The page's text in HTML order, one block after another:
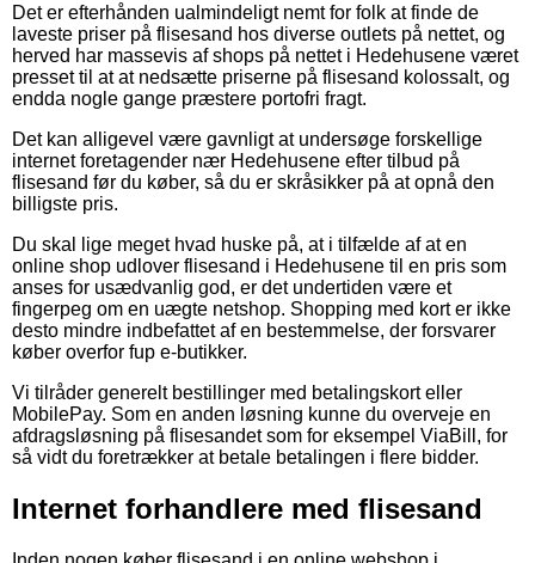
Det er efterhånden ualmindeligt nemt for folk at finde de
laveste priser på flisesand hos diverse outlets på nettet, og
herved har massevis af shops på nettet i Hedehusene været
presset til at at nedsætte priserne på flisesand kolossalt, og
endda nogle gange præstere portofri fragt.
Det kan alligevel være gavnligt at undersøge forskellige
internet foretagender nær Hedehusene efter tilbud på
flisesand før du køber, så du er skråsikker på at opnå den
billigste pris.
Du skal lige meget hvad huske på, at i tilfælde af at en
online shop udlover flisesand i Hedehusene til en pris som
anses for usædvanlig god, er det undertiden være et
fingerpeg om en uægte netshop. Shopping med kort er ikke
desto mindre indbefattet af en bestemmelse, der forsvarer
køber overfor fup e-butikker.
Vi tilråder generelt bestillinger med betalingskort eller
MobilePay. Som en anden løsning kunne du overveje en
afdragsløsning på flisesandet som for eksempel ViaBill, for
så vidt du foretrækker at betale betalingen i flere bidder.
Internet forhandlere med flisesand